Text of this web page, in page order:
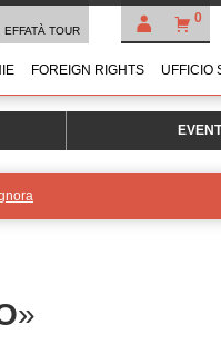
0
EFFATÀ TOUR
FOREIGN RIGHTS UFFICIO
»